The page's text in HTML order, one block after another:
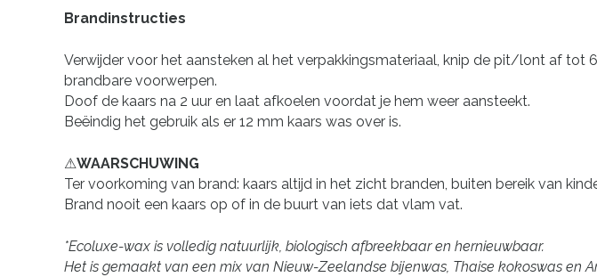
Brandinstructies
Verwijder voor het aansteken al het verpakkingsmateriaal, knip de pit/lont af
brandbare voorwerpen.
Doof de kaars na 2 uur en laat afkoelen voordat je hem weer aansteekt.
Beëindig het gebruik als er 12 mm kaars was over is.
⚠WAARSCHUWING
Ter voorkoming van brand: kaars altijd in het zicht branden, buiten bereik van
Brand nooit een kaars op of in de buurt van iets dat vlam vat.
*Ecoluxe-wax is volledig natuurlijk, biologisch afbreekbaar en hernieuwbaar.
Het is gemaakt van een mix van Nieuw-Zeelandse bijenwas, Thaise kokoswas en